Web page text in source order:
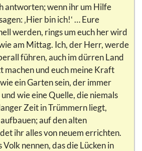
antworten; wenn ihr um Hilfe
‚Hier bin ich!‛ … Eure
werden, rings um euch her wird
am Mittag. Ich, der Herr, werde
führen, auch im dürren Land
machen und euch meine Kraft
ein Garten sein, der immer
wie eine Quelle, die niemals
Zeit in Trümmern liegt,
auf den alten
ihr alles von neuem errichten.
nennen, das die Lücken in